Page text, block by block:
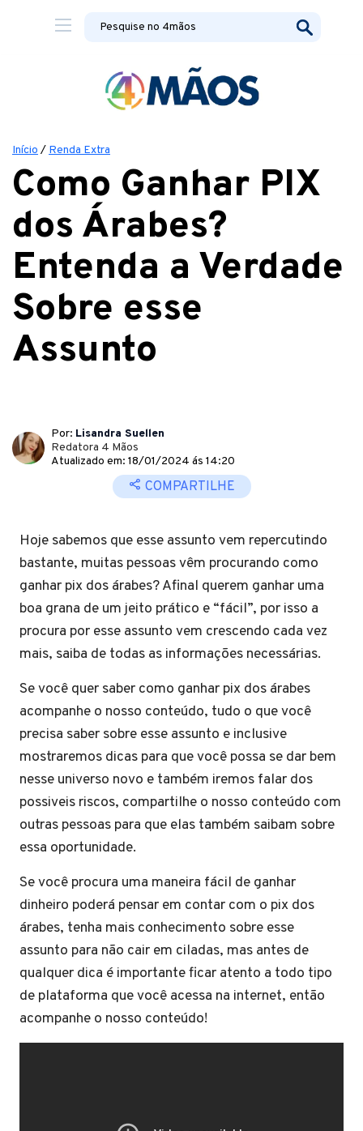
Início / Renda Extra
Como Ganhar PIX
dos Árabes?
Entenda a Verdade
Sobre esse
Assunto
Por: Lisandra Suellen
Redatora 4 Mãos
Atualizado em: 18/01/2024 ás 14:20
COMPARTILHE
Hoje sabemos que esse assunto vem repercutindo
bastante, muitas pessoas vêm procurando como
ganhar pix dos árabes? Afinal querem ganhar uma
boa grana de um jeito prático e “fácil”, por isso a
procura por esse assunto vem crescendo cada vez
mais, saiba de todas as informações necessárias.
Se você quer saber como ganhar pix dos árabes
acompanhe o nosso conteúdo, tudo o que você
precisa saber sobre esse assunto e inclusive
mostraremos dicas para que você possa se dar bem
nesse universo novo e também iremos falar dos
possiveis riscos, compartilhe o nosso conteúdo com
outras pessoas para que elas também saibam sobre
essa oportunidade.
Se você procura uma maneira fácil de ganhar
dinheiro poderá pensar em contar com o pix dos
árabes, tenha mais conhecimento sobre esse
assunto para não cair em ciladas, mas antes de
qualquer dica é importante ficar atento a todo tipo
de plataforma que você acessa na internet, então
acompanhe o nosso conteúdo!